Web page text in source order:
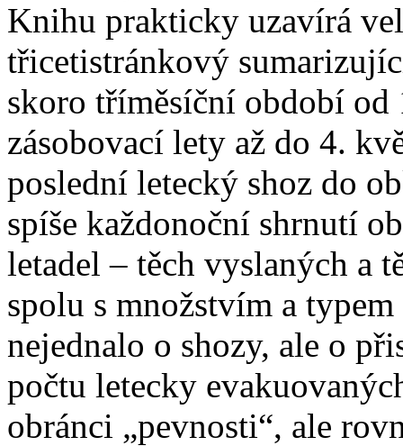
Knihu prakticky uzavírá
třicetistránkový
skoro tříměsíční období
zásobovací lety až do 4.
poslední letecký shoz do
spíše každonoční shrnutí
letadel – těch vyslaných a
spolu s množstvím a
nejednalo o shozy, ale o
počtu letecky
obránci „pevnosti“, ale